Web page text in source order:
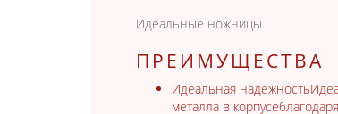
Идеальные ножницы
ПРЕИМУЩЕСТВА
Идеальная
металла в